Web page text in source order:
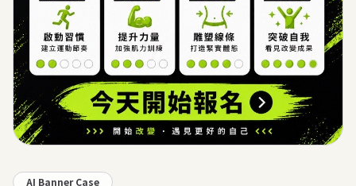
AI Banner Case